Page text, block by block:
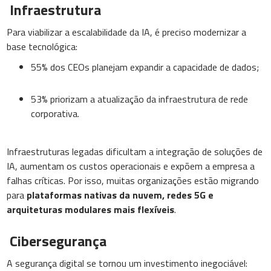
Infraestrutura
Para viabilizar a escalabilidade da IA, é preciso modernizar a
base tecnológica:
55% dos CEOs planejam expandir a capacidade de dados;
53% priorizam a atualização da infraestrutura de rede
corporativa.
Infraestruturas legadas dificultam a integração de soluções de
IA, aumentam os custos operacionais e expõem a empresa a
falhas críticas. Por isso, muitas organizações estão migrando
para plataformas nativas da nuvem, redes 5G e
arquiteturas modulares mais flexíveis.
Cibersegurança
A segurança digital se tornou um investimento inegociável: